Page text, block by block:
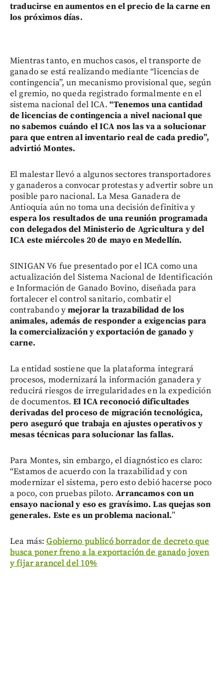
traducirse en aumentos en el precio de la carne en
los próximos días.
Mientras tanto, en muchos casos, el transporte de
ganado se está realizando mediante “licencias de
contingencia”, un mecanismo provisional que, según
el gremio, no queda registrado formalmente en el
sistema nacional del ICA. “Tenemos una cantidad
de licencias de contingencia a nivel nacional que
no sabemos cuándo el ICA nos las va a solucionar
para que entren al inventario real de cada predio”,
advirtió Montes.
El malestar llevó a algunos sectores transportadores
y ganaderos a convocar protestas y advertir sobre un
posible paro nacional. La Mesa Ganadera de
Antioquia aún no toma una decisión definitiva y
espera los resultados de una reunión programada
con delegados del Ministerio de Agricultura y del
ICA este miércoles 20 de mayo en Medellín.
SINIGAN V6 fue presentado por el ICA como una
actualización del Sistema Nacional de Identificación
e Información de Ganado Bovino, diseñada para
fortalecer el control sanitario, combatir el
contrabando ymejorar la trazabilidad de los
animales, además de responder a exigencias para
la comercialización y exportación de ganado y
carne.
La entidad sostiene que la plataforma integrará
procesos, modernizará la información ganadera y
reducirá riesgos de irregularidades en la expedición
de documentos. El ICA reconoció dificultades
derivadas del proceso de migración tecnológica,
pero aseguró que trabaja en ajustes operativos y
mesas técnicas para solucionar las fallas.
Para Montes, sin embargo, el diagnóstico es claro:
“Estamos de acuerdo con la trazabilidad y con
modernizar el sistema, pero esto debió hacerse poco
a poco, con pruebas piloto.Arrancamos con un
ensayo nacional y eso es gravísimo. Las quejas son
generales. Este es un problema nacional.”
Lea más:Gobierno publicó borrador de decreto que
busca poner freno a la exportación de ganado joven
y fijar arancel del 10%